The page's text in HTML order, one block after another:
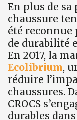
En plus de
chaussure
été reconnue
de durabilité
En 2O17, la
Ecolibrium,
réduire
chaussures.
CROCS
durables